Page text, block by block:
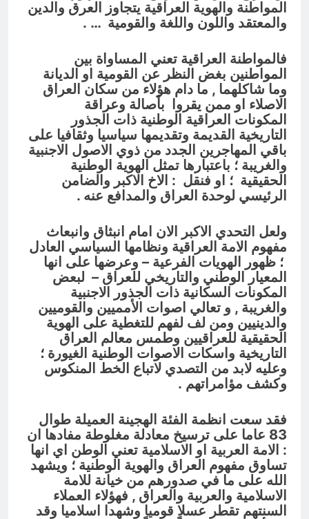
المواطنة والهوية العراقية يتجاوز العرق والدين
والمعتقد واللون واللغة والقومية … .
فالمواطنة العراقية تعني المساواة بين
المواطنين بغض النظر عن القومية او الديانة
وما شاكلهما , ما دام هؤلاء من سكان العراق
الاصلاء او ممن يقروا بأصالة وعراقة
المكونات العراقية الوطنية ذات الجذور
التاريخية القديمة وتقديمها سياسيا وثقافيا على
باقي المهاجرين الجدد من ذوي الاصول الاجنبية
والغريبة ؛ باعتبارها تمثل الهوية الوطنية
الحقيقية ؛ او فنقل : الاخ الاكبر والضامن
الرئيسي لوحدة العراق والمدافع عنه .
ولعل التحدي الاكبر الان امام انبثاق وانبعاث
مفهوم الامة العراقية ونظامها السياسي العادل
؛ ظهور الهويات الفرعية – وعرضها على انها
المعيار الوطني والتاريخي للعراق – لبعض
المكونات السكانية ذات الجذور الاجنبية
والغريبة , و تعالي اصوات الأمميين والقوميين
والدينيين ومن لف لفهم للتغطية على الهوية
الحقيقية للعراقيين وطمس معالم العراق
التاريخية واسكات الاصوات الوطنية الغيورة ؛
وعليه لابد من التصدي لاتباع الخط المنكوس
وكشف مؤامراتهم .
فقد سعت انظمة الفئة الهجينة العميلة طوال
83 عاما على ترسيخ معادلة مغلوطة مفادها ان
: الامة العربية او الاسلامية تعني الوطن اي انها
تساوق مفهوم العراق والهوية الوطنية ؛ ويشهد
الله على ما في صدورهم من خيانة للامة
الاسلامية والعربية والعراق , فهؤلاء العملاء
السنتهم تقطر عسلا قوميا وشهدا اسلاميا وقد